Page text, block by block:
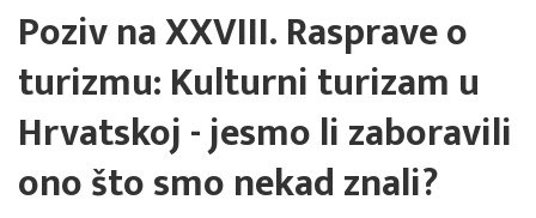
Poziv na XXVIII. Rasprave o
turizmu: Kulturni turizam u
Hrvatskoj - jesmo li zaboravili
ono što smo nekad znali?